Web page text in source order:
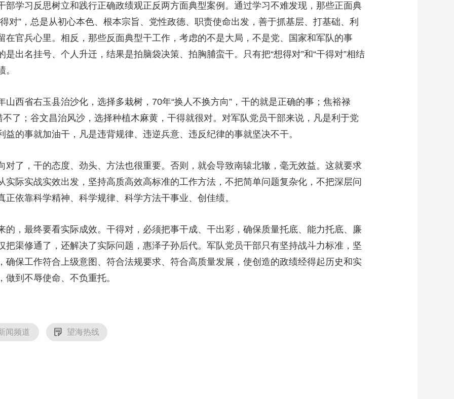
习反思树立和践行正确政绩观正反两方面典型案例。通过学习不难发现，那些正面典
对”，总是从初心本色、根本宗旨、党性政德、职责使命出发，善于抓基层、打基础、利
在官兵心里。相反，那些反面典型干工作，考虑的不是大局，不是党、国家和军队的事
出名挂号、个人升迁，结果是拍脑袋决策、拍胸脯蛮干。只有把“想得对”和“干得对”相结
省右玉县治沙化，选择多栽树，70年“换人不换方向”，干的就是正确的事；焦裕禄
不了；谷文昌治风沙，选择种植木麻黄，干得就很对。对军队党员干部来说，凡是利于党
的事就加油干，凡是违背规律、违逆兵意、违反纪律的事就坚决不干。
，干的态度、劲头、方法也很重要。否则，就会导致南辕北辙，毫无效益。这就要求
实际实战实效出发，坚持高质高效高标准的工作方法，不把简单问题复杂化，不把深层问
依靠科学精神、科学规律、科学方法干事业、创佳绩。
最终要看实际成效。干得对，必须把事干成、干出彩，确保质量托底、能力托底、廉
把渠修通了，还解决了实际问题，惠泽子孙后代。军队党员干部只有坚持战斗力标准，坚
确保工作符合上级意图、符合法规要求、符合高质量发展，使创造的政绩经得起历史和实
到不辱使命、不负重托。
闻频道 望海热线